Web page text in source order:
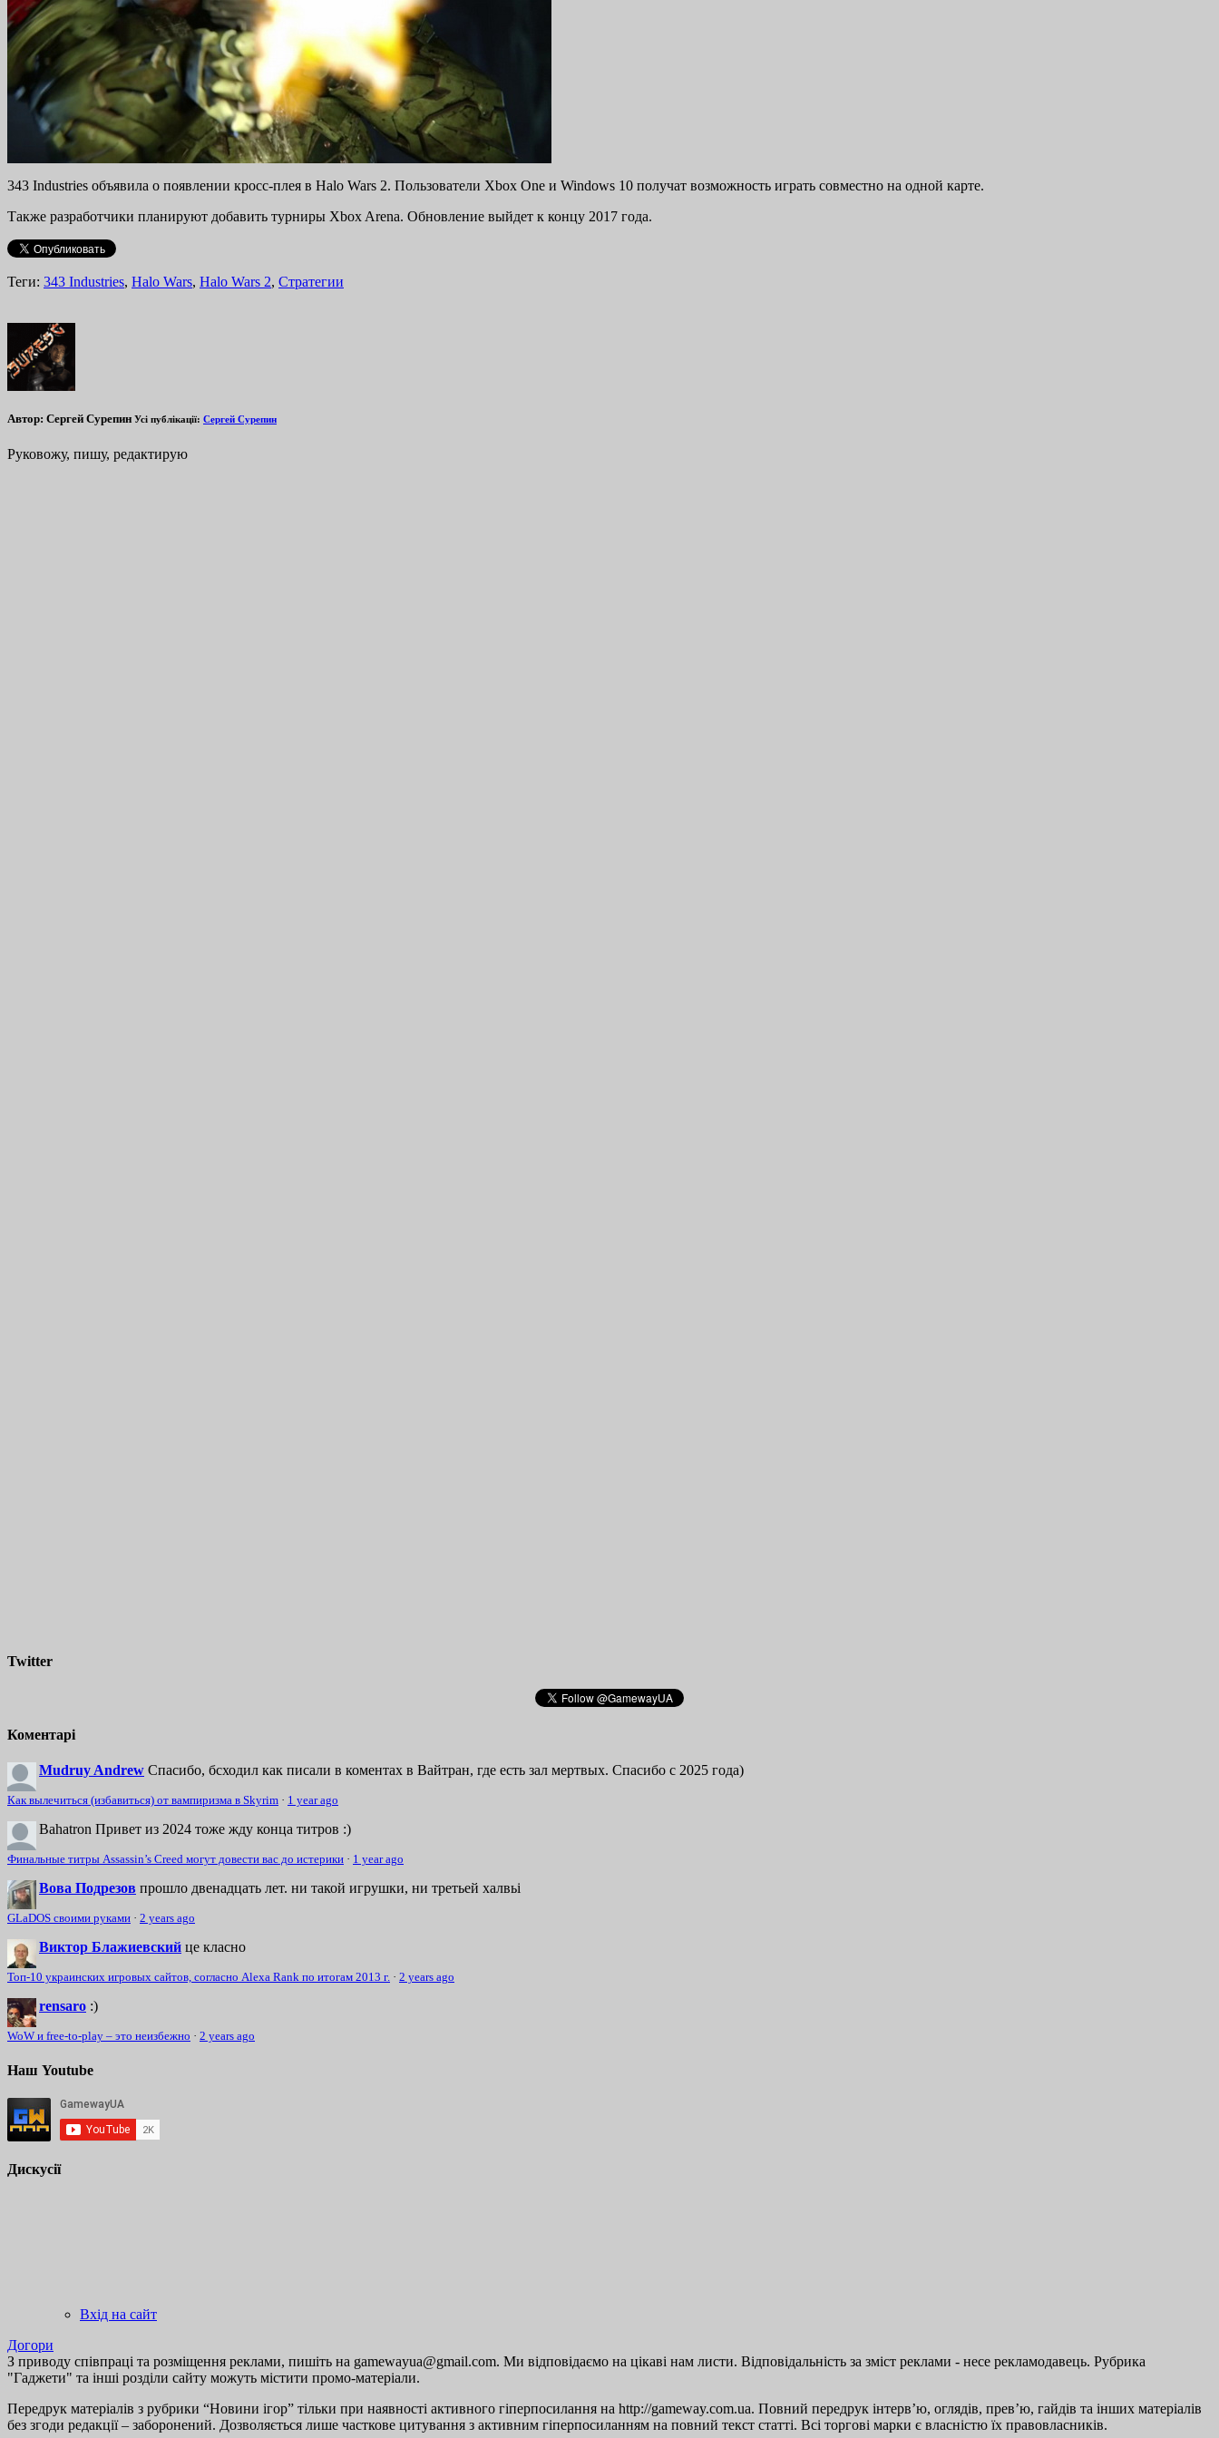
343 Industries объявила о появлении кросс-плея в Halo Wars 2. Пользователи Xbox One и Windows 10 получат возможность играть совместно на одной карте.
Также разработчики планируют добавить турниры Xbox Arena. Обновление выйдет к концу 2017 года.
Теги: 343 Industries, Halo Wars, Halo Wars 2, Стратегии
Автор: Сергей Сурепин Усі публікації: Сергей Сурепин
Руковожу, пишу, редактирую
Twitter
Коментарі
Mudruy Andrew Спасибо, бсходил как писали в коментах в Вайтран, где есть зал мертвых. Спасибо с 2025 года)
Как вылечиться (избавиться) от вампиризма в Skyrim · 1 year ago
Bahatron Привет из 2024 тоже жду конца титров :)
Финальные титры Assassin’s Creed могут довести вас до истерики · 1 year ago
Вова Подрезов прошло двенадцать лет. ни такой игрушки, ни третьей халвьі
GLaDOS своими руками · 2 years ago
Виктор Блажиевский це класно
Топ-10 украинских игровых сайтов, согласно Alexa Rank по итогам 2013 г. · 2 years ago
rensaro :)
WoW и free-to-play – это неизбежно · 2 years ago
Наш Youtube
Дискусії
Вхід на сайт
Догори
З приводу співпраці та розміщення реклами, пишіть на gamewayua@gmail.com. Ми відповідаємо на цікаві нам листи. Відповідальність за зміст реклами - несе рекламодавець. Рубрика
"Гаджети" та інші розділи сайту можуть містити промо-матеріали.
Передрук матеріалів з рубрики “Новини ігор” тільки при наявності активного гіперпосилання на http://gameway.com.ua. Повний передрук інтерв’ю, оглядів, прев’ю, гайдів та інших матеріалів
без згоди редакції – заборонений. Дозволяється лише часткове цитування з активним гіперпосиланням на повний текст статті. Всі торгові марки є власністю їх правовласників.